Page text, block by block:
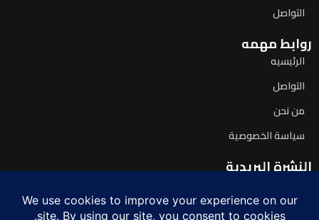
التواصل
روابط مهمه
الرئيسيه
التواصل
من نحن
سياسة الخصوصية
النشرة البريدية